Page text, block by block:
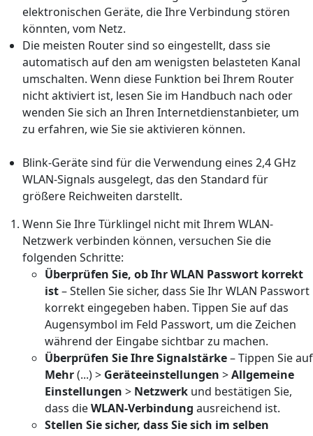
elektronischen Geräte, die Ihre Verbindung stören
könnten, vom Netz.
Die meisten Router sind so eingestellt, dass sie
automatisch auf den am wenigsten belasteten Kanal
umschalten. Wenn diese Funktion bei Ihrem Router
nicht aktiviert ist, lesen Sie im Handbuch nach oder
wenden Sie sich an Ihren Internetdienstanbieter, um
zu erfahren, wie Sie sie aktivieren können.
Blink-Geräte sind für die Verwendung eines 2,4 GHz
WLAN-Signals ausgelegt, das den Standard für
größere Reichweiten darstellt.
Wenn Sie Ihre Türklingel nicht mit Ihrem WLAN-
Netzwerk verbinden können, versuchen Sie die
folgenden Schritte:
Überprüfen Sie, ob Ihr WLAN Passwort korrekt
ist– Stellen Sie sicher, dass Sie Ihr WLAN Passwort
korrekt eingegeben haben. Tippen Sie auf das
Augensymbol im Feld Passwort, um die Zeichen
während der Eingabe sichtbar zu machen.
Überprüfen Sie Ihre Signalstärke– Tippen Sie auf
Mehr(...)> Geräteeinstellungen >Allgemeine
Einstellungen > Netzwerk und bestätigen Sie,
dass dieWLAN-Verbindung ausreichend ist.
Stellen Sie sicher, dass Sie sich im selben